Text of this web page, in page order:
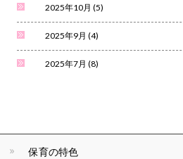
2025年10月 (5)
2025年9月 (4)
2025年7月 (8)
保育の特色